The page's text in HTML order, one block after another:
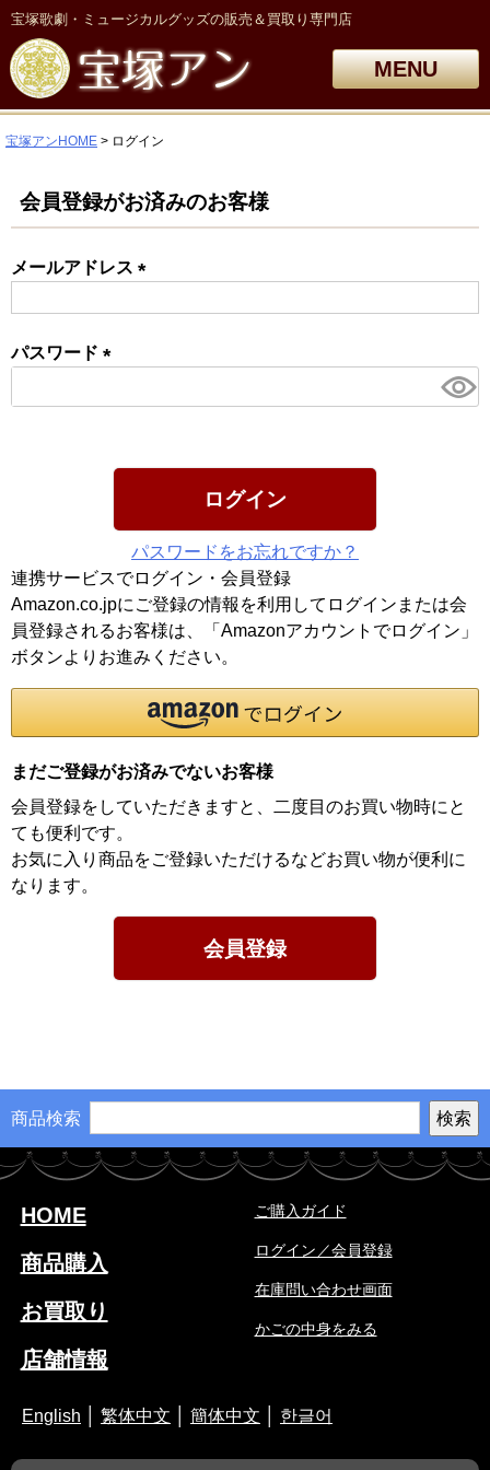
宝塚歌劇・ミュージカルグッズの販売＆買取り専門店
MENU
宝塚アンHOME ログイン
会員登録がお済みのお客様
メールアドレス
パスワード
須)
ログイン
パスワードをお忘れですか？
連携サービスでログイン・会員登録
Amazon.co.jpにご登録の情報を利用してログインまたは会
員登録されるお客様は、「Amazonアカウントでログイン」
ボタンよりお進みください。
まだご登録がお済みでないお客様
会員登録をしていただきますと、二度目のお買い物時にと
ても便利です。
お気に入り商品をご登録いただけるなどお買い物が便利に
なります。
会員登録
商品検索
HOME
商品購入
お買取り
店舗情報
ご購入ガイド
ログイン／会員登録
在庫問い合わせ画面
かごの中身をみる
English 繁体中文 簡体中文 한글어